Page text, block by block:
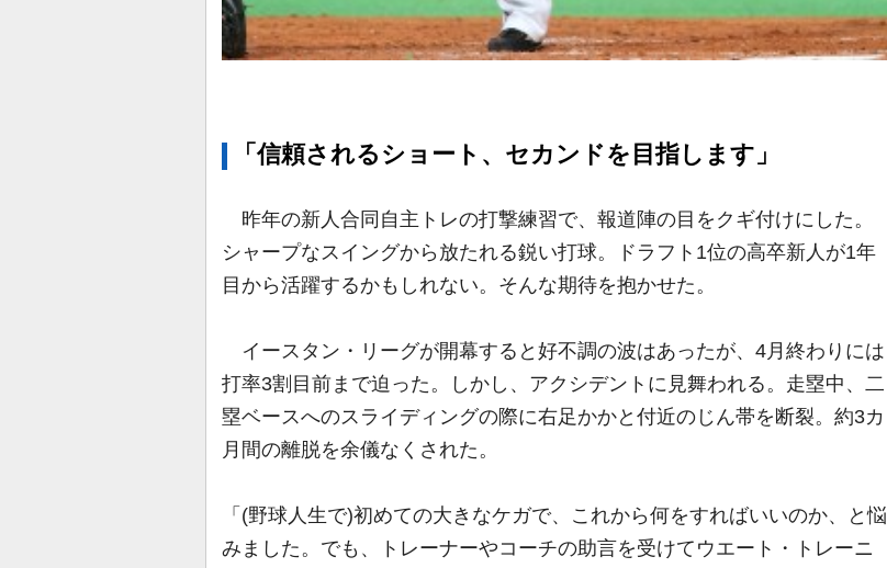
「信頼されるショート、セカンドを目指します」
昨年の新人合同自主トレの打撃練習で、報道陣の目をクギ付けにした。
シャープなスイングから放たれる鋭い打球。ドラフト1位の高卒新人が1年
目から活躍するかもしれない。そんな期待を抱かせた。
イースタン・リーグが開幕すると好不調の波はあったが、4月終わりには
打率3割目前まで迫った。しかし、アクシデントに見舞われる。走塁中、二
塁ベースへのスライディングの際に右足かかと付近のじん帯を断裂。約3カ
月間の離脱を余儀なくされた。
「(野球人生で)初めての大きなケガで、これから何をすればいいのか、と悩
みました。でも、トレーナーやコーチの助言を受けてウエート・トレーニ